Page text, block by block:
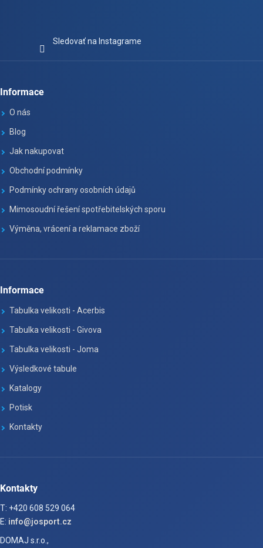
Sledovať na Instagrame
Informace
O nás
Blog
Jak nakupovat
Obchodní podmínky
Podmínky ochrany osobních údajů
Mimosoudní řešení spotřebitelských sporu
Výměna, vrácení a reklamace zboží
Informace
Tabulka velikosti - Acerbis
Tabulka velikosti - Givova
Tabulka velikosti - Joma
Výsledkové tabule
Katalogy
Potisk
Kontakty
Kontakty
T: +420 608 529 064
E: info@josport.cz
DOMAJ s.r.o.,